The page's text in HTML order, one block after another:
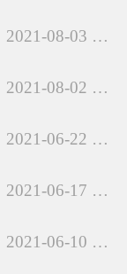
2021-08-03 12:14:16
2021-08-02 21:11:07
2021-06-22 09:02:19
2021-06-17 00:08:04
2021-06-10 14:08:28